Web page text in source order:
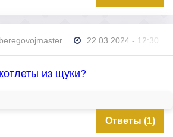
beregovojmaster 22.03.2024 - 12:30
из щуки?
Ответы (1)